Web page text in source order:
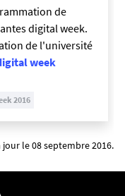
de
digital week.
de l'université
week
jour le 08 septembre 2016.